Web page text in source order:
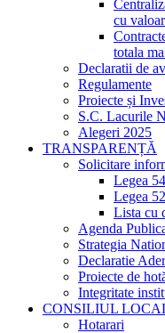
cu
totala
Declaratii de
Regulamente
Proiecte și
S.C. Lacurile
Alegeri 2025
TRANSPARENȚĂ
Solicitare
Legea
Legea
Lista cu
Agenda
Strategia
Declaratie
Proiecte de
Integritate
CONSILIUL
Hotarari